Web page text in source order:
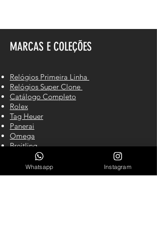
MARCAS E COLEÇÕES
Relógios Primeira Linha
Relógios Super Clone
Catálogo Completo
Rolex
Tag Heuer
Panerai
Omega
Breitling
Cartier
IWC
Whatsapp Instagram